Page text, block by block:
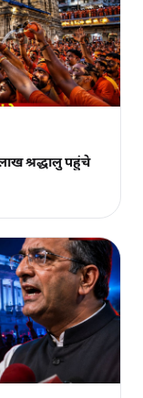
श्रद्धालु पहुंचे